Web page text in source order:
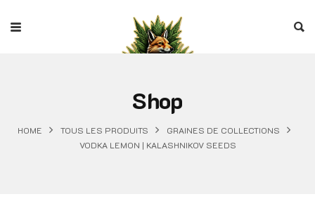
Shop
HOME TOUS LES PRODUITS
GRAINES DE COLLECTIONS
VODKA LEMON | KALASHNIKOV SEEDS